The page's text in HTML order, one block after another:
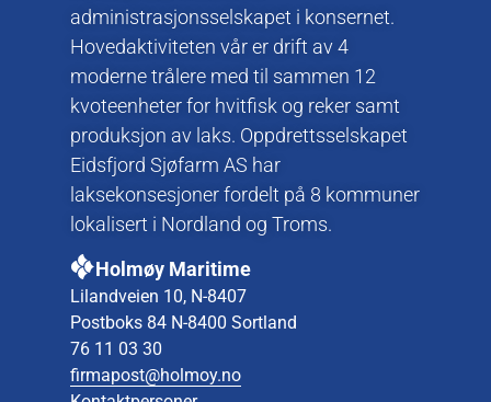
administrasjonsselskapet i konsernet.
Hovedaktiviteten vår er drift av 4
moderne trålere med til sammen 12
kvoteenheter for hvitfisk og reker samt
produksjon av laks. Oppdrettsselskapet
Eidsfjord Sjøfarm AS har
laksekonsesjoner fordelt på 8 kommuner
lokalisert i Nordland og Troms.
Holmøy Maritime
Lilandveien 10, N-8407
Postboks 84 N-8400 Sortland
76 11 03 30
firmapost@holmoy.no